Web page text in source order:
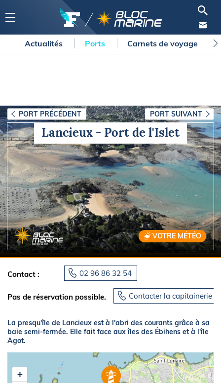
Actualités Ports Carnets de voyage
PORT PRÉCÉDENT PORT SUIVANT
Lancieux - Port de l'Islet
VOTRE MÉTÉO
Contact : 02 96 86 32 54
Pas de réservation possible. Contacter la capitainerie
La presqu'île de Lancieux est à l'abri des courants grâce à sa
baie semi-fermée. Elle fait face aux îles des Ébihens et à l'île
Agot.
+